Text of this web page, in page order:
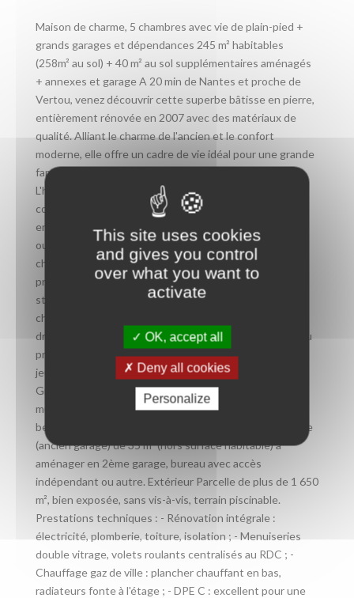
Maison de charme, 5 chambres avec vie de plain-pied +
grands garages et dépendances 245 m² habitables
(258m² au sol) + 40 m² au sol supplémentaires aménagés
+ annexes et garage A 20 min de Nantes et proche de
Vertou, venez découvrir cette superbe bâtisse en pierre,
entièrement rénovée en 2007 avec des matériaux de
qualité. Alliant le charme de l'ancien et le confort
moderne, elle offre un cadre de vie idéal pour une grande
famille en quête d'espace et d'intimité pour tous.
L'habitation principale env. 245 m² (258m² au sol) se
compose de la manière suivante : - Rez de Chaussée :
entrée avec dressing, buanderie, WC, grande cuisine
ouverte sur salle à manger, salon chaleureux avec
cheminée centrale, chambre parentale avec salle d'eau
privative et belle charpente apparente (possibilité
studio/chambre d'amis indépendante) - Étage : 4
chambres dont une seconde suite parentale avec
dressing et salle de bain, deux chambres avec salle d'eau
privative, WC, grand palier polyvalent (bureau, salle de
jeux?). Espaces complémentaires d'env. 40 m² au sol : -
Grande pièce polyvalente : actuellement salle de
musique et atelier, facilement transformable selon vos
besoins. Annexes : - Garage + atelier, et une pièce brute
(ancien garage) de 35 m² (hors surface habitable) à
aménager en 2ème garage, bureau avec accès
indépendant ou autre. Extérieur Parcelle de plus de 1 650
m², bien exposée, sans vis-à-vis, terrain piscinable.
Prestations techniques : - Rénovation intégrale :
électricité, plomberie, toiture, isolation ; - Menuiseries
double vitrage, volets roulants centralisés au RDC ; -
Chauffage gaz de ville : plancher chauffant en bas,
radiateurs fonte à l'étage ; - DPE C : excellent pour une
This site uses cookies
and gives you control
over what you want to
activate
OK, accept all
Deny all cookies
Personalize